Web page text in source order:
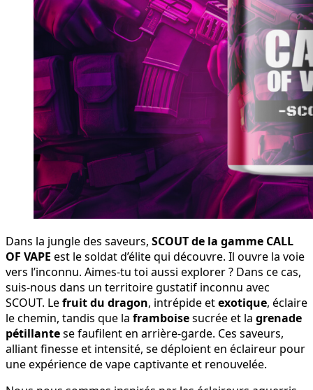
Dans la jungle des saveurs, SCOUT de la gamme CALL
OF VAPE est le soldat d’élite qui découvre. Il ouvre la voie
vers l’inconnu. Aimes-tu toi aussi explorer ? Dans ce cas,
suis-nous dans un territoire gustatif inconnu avec
SCOUT. Lefruit du dragon, intrépide etexotique, éclaire
le chemin, tandis que la framboisesucrée et la grenade
pétillantese faufilent en arrière-garde. Ces saveurs,
alliant finesse et intensité, se déploient en éclaireur pour
une expérience de vape captivante et renouvelée.